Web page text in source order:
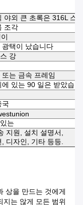
야외 큰 초록은 316L 스
조각
광택이 났습니다
강
또는 금속 프레임
에 있는 90 일은 받았습니
국
는
지원, 설치 설명서,
, 디자인, 기타 등등.
상을 만드는 것에게
지는 않게 모든 범위